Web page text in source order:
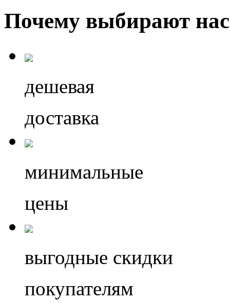
Почему выбирают нас
дешевая
доставка
минимальные
цены
выгодные скидки
покупателям